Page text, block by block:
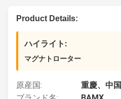
Product Details:
ハイライト:
マグナトローター
原産国:
重慶、中国